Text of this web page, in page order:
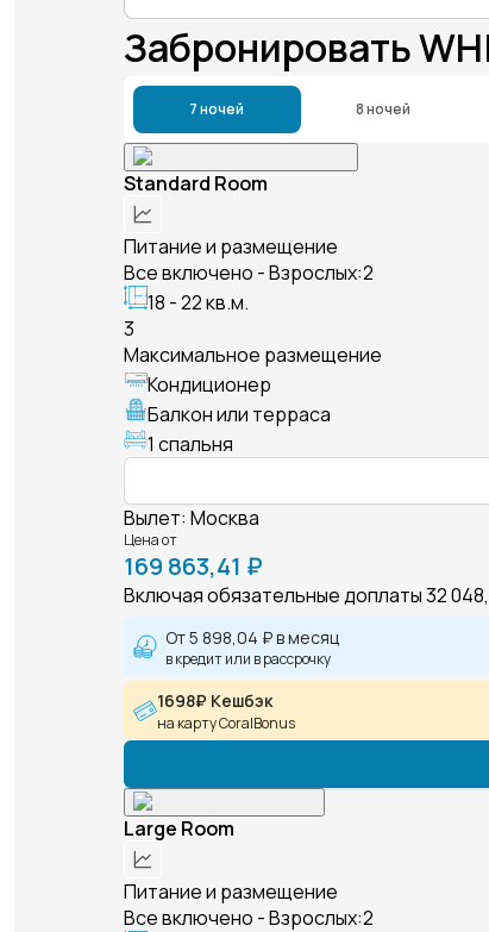
Забронировать
7 ночей 8 ночей
Standard Room
Питание и размещение
Все включено - Взрослых:2
18 - 22 кв.м.
3
Максимальное размещение
Кондиционер
Балкон или терраса
1 спальня
Вылет: Москва
Цена от
169 863,41 ₽
Включая обязательные доплаты32
От5 898,04 ₽в месяц
в кредит или в рассрочку
1698₽ Кешбэк
на карту CoralBonus
Large Room
Питание и размещение
Все включено - Взрослых:2